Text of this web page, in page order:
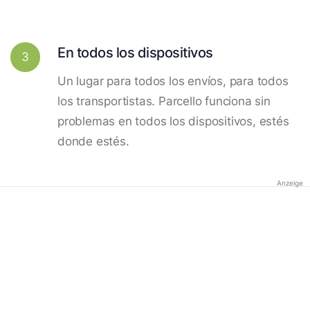
3 En todos los dispositivos
Un lugar para todos los envíos, para todos
los transportistas. Parcello funciona sin
problemas en todos los dispositivos, estés
donde estés.
Anzeige